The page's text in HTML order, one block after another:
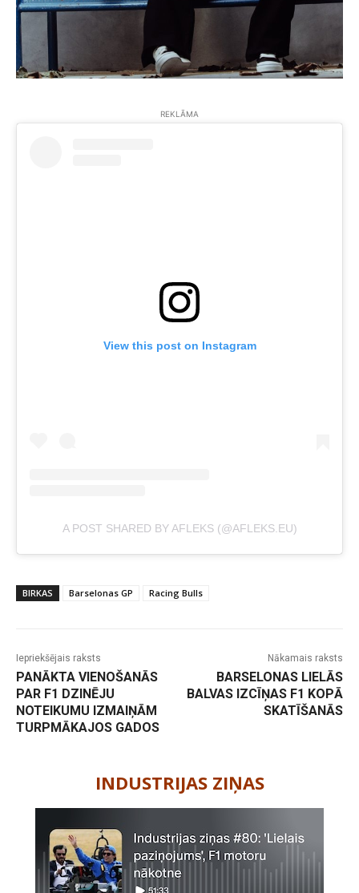
REKLĀMA
View this post on Instagram
A POST SHARED BY AFLEKS (@AFLEKS.EU)
BIRKAS Barselonas GP Racing Bulls
Iepriekšējais raksts
PANĀKTA VIENOŠANĀS
PAR F1 DZINĒJU
NOTEIKUMU IZMAIŅĀM
TURPMĀKAJOS GADOS
Nākamais raksts
BARSELONAS LIELĀS
BALVAS IZCĪŅAS F1 KOPĀ
SKATĪŠANĀS
INDUSTRIJAS ZIŅAS